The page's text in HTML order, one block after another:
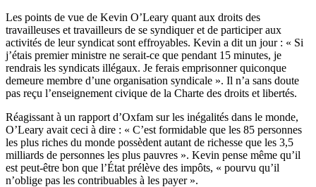
Les points de vue de Kevin O’Leary quant aux droits des
travailleuses et travailleurs de se syndiquer et de participer aux
activités de leur syndicat sont effroyables. Kevin a dit un jour : « Si
j’étais premier ministre ne serait-ce que pendant 15 minutes, je
rendrais les syndicats illégaux. Je ferais emprisonner quiconque
demeure membre d’une organisation syndicale ». Il n’a sans doute
pas reçu l’enseignement civique de la Charte des droits et libertés.
Réagissant à un rapport d’Oxfam sur les inégalités dans le monde,
O’Leary avait ceci à dire : « C’est formidable que les 85 personnes
les plus riches du monde possèdent autant de richesse que les 3,5
milliards de personnes les plus pauvres ». Kevin pense même qu’il
est peut-être bon que l’État prélève des impôts, « pourvu qu’il
n’oblige pas les contribuables à les payer ».